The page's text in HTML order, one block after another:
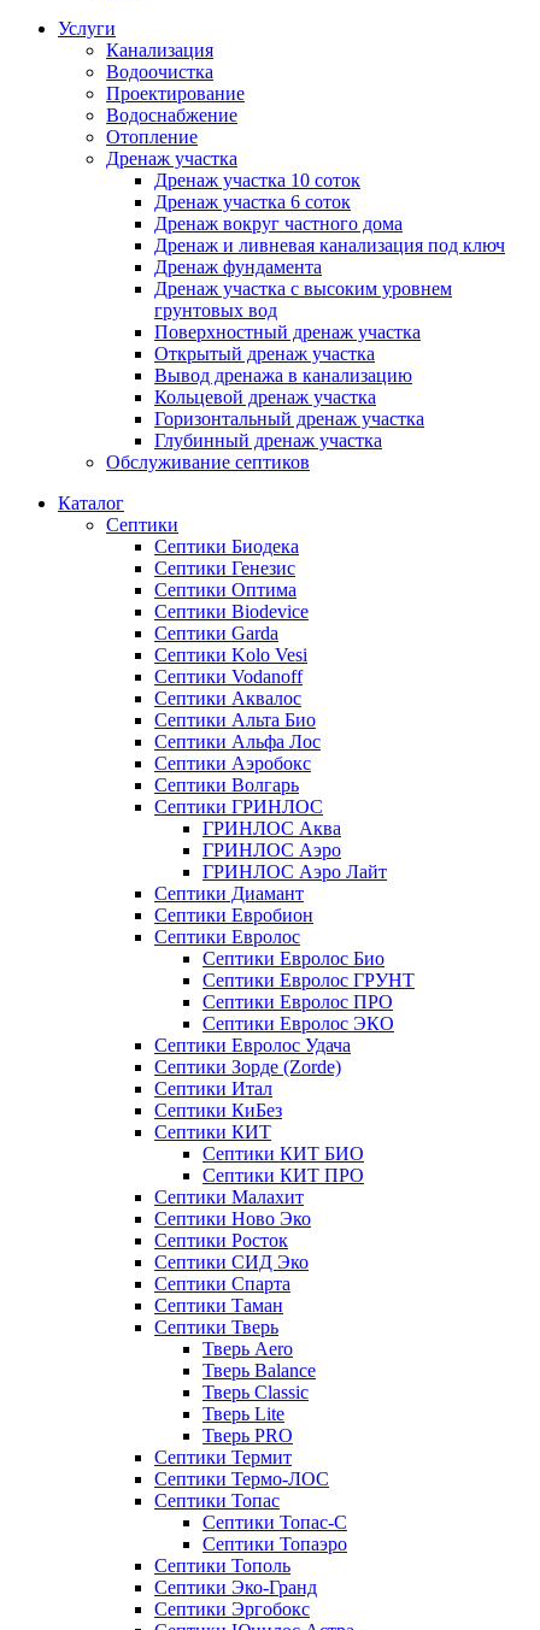
Услуги
Канализация
Водоочистка
Проектирование
Водоснабжение
Отопление
Дренаж участка
Дренаж участка 10 соток
Дренаж участка 6 соток
Дренаж вокруг частного дома
Дренаж и ливневая канализация под ключ
Дренаж фундамента
Дренаж участка с высоким уровнем
грунтовых вод
Поверхностный дренаж участка
Открытый дренаж участка
Вывод дренажа в канализацию
Кольцевой дренаж участка
Горизонтальный дренаж участка
Глубинный дренаж участка
Обслуживание септиков
Каталог
Септики
Септики Биодека
Септики Генезис
Септики Оптима
Септики Biodevice
Септики Garda
Септики Kolo Vesi
Септики Vodanoff
Септики Аквалос
Септики Альта Био
Септики Альфа Лос
Септики Аэробокс
Септики Волгарь
Септики ГРИНЛОС
ГРИНЛОС Аква
ГРИНЛОС Аэро
ГРИНЛОС Аэро Лайт
Септики Диамант
Септики Евробион
Септики Евролос
Септики Евролос Био
Септики Евролос ГРУНТ
Септики Евролос ПРО
Септики Евролос ЭКО
Септики Евролос Удача
Септики Зорде (Zorde)
Септики Итал
Септики КиБез
Септики КИТ
Септики КИТ БИО
Септики КИТ ПРО
Септики Малахит
Септики Ново Эко
Септики Росток
Септики СИД Эко
Септики Спарта
Септики Таман
Септики Тверь
Тверь Aero
Тверь Balance
Тверь Classic
Тверь Lite
Тверь PRO
Септики Термит
Септики Термо-ЛОС
Септики Топас
Септики Топас-С
Септики Топаэро
Септики Тополь
Септики Эко-Гранд
Септики Эргобокс